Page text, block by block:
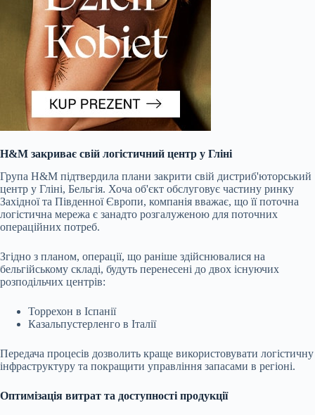
H&M закриває свій логістичний центр у Гліні
Група H&M підтвердила плани закрити свій дистриб'юторський
центр у Гліні, Бельгія. Хоча об'єкт обслуговує частину ринку
Західної та Південної Європи, компанія вважає, що її поточна
логістична мережа є занадто розгалуженою для поточних
операційних потреб.
Згідно з планом, операції, що раніше здійснювалися на
бельгійському складі, будуть перенесені до двох існуючих
розподільчих центрів:
Торрехон в Іспанії
Казальпустерленго в Італії
Передача процесів дозволить краще використовувати логістичну
інфраструктуру та покращити управління запасами в регіоні.
Оптимізація витрат та доступності продукції